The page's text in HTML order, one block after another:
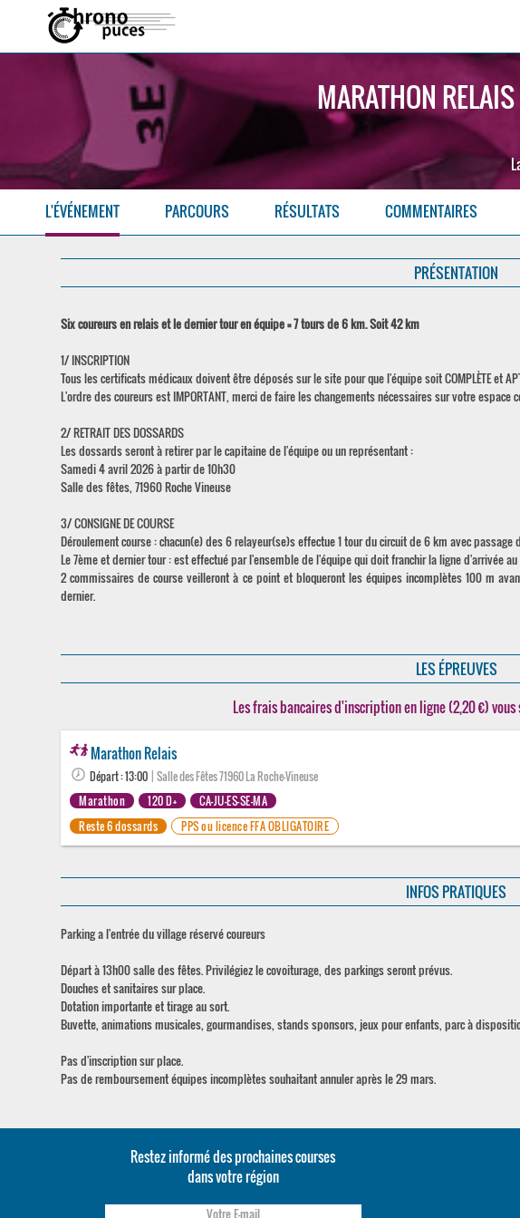
MARATHON
L'ÉVÉNEMENT PARCOURS RÉSULTATS COMMENTAIRES
PRÉSENTATION
Six coureurs en relais et le dernier tour en équipe = 7 tours de 6 km. Soit 42 km
1/ INSCRIPTION
Tous les certificats médicaux doivent être déposés sur le site pour que l'équipe soit COMPLÈTE et
L'ordre des coureurs est IMPORTANT, merci de faire les changements nécessaires sur votre
2/ RETRAIT DES DOSSARDS
Les dossards seront à retirer par le capitaine de l'équipe ou un représentant :
Samedi 4 avril 2026 à partir de 10h30
Salle des fêtes, 71960 Roche Vineuse
3/ CONSIGNE DE COURSE
Déroulement course : chacun(e) des 6 relayeur(se)s effectue 1 tour du circuit de 6 km avec
Le 7ème et dernier tour : est effectué par l'ensemble de l'équipe qui doit franchir la ligne d'arrivée
2 commissaires de course veilleront à ce point et bloqueront les équipes incomplètes 100 m
dernier.
LES ÉPREUVES
Les frais bancaires d'inscription en ligne (2,20 €)
Marathon Relais
Départ : 13:00 | Salle des Fêtes 71960 La Roche-Vineuse
Marathon
120 D+
CA-JU-ES-SE-MA
Reste 6 dossards
PPS ou licence FFA OBLIGATOIRE
INFOS PRATIQUES
Parking a l'entrée du village réservé coureurs
Départ à 13h00 salle des fêtes. Privilégiez le covoiturage, des parkings seront prévus.
Douches et sanitaires sur place.
Dotation importante et tirage au sort.
Buvette, animations musicales, gourmandises, stands sponsors, jeux pour enfants, parc à
Pas d'inscription sur place.
Pas de remboursement équipes incomplètes souhaitant annuler après le 29 mars.
Restez informé des prochaines courses
dans votre région